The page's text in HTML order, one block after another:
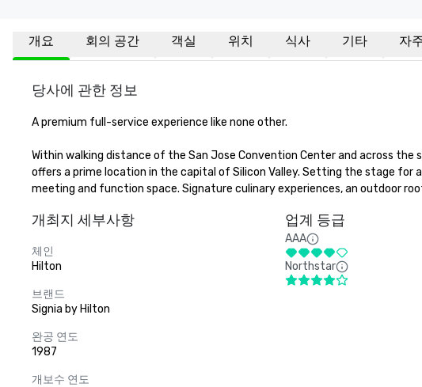
개요 회의 공간 객실 위치 식사 기타 자
당사에 관한 정보
A premium full-service experience like none other.
Within walking distance of the San Jose Convention Center and across the
offers a prime location in the capital of Silicon Valley. Setting the stage for
meeting and function space. Signature culinary experiences, an outdoor
개최지 세부사항
체인
Hilton
브랜드
Signia by Hilton
완공 연도
1987
개보수 연도
업계 등급
AAA
Northstar